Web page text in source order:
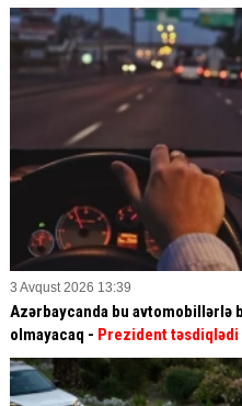
3 Avqust 2026 13:39
Azərbaycanda bu avtomobillərlə
olmayacaq - Prezident təsdiqlədi